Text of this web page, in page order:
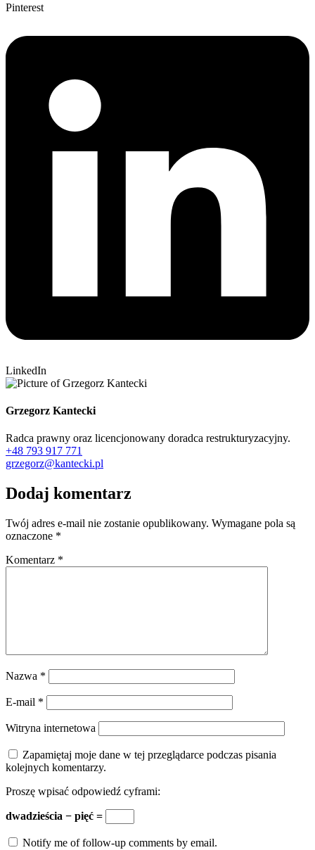
Pinterest
LinkedIn
Grzegorz Kantecki
Radca prawny oraz licencjonowany doradca restrukturyzacyjny.
+48 793 917 771
grzegorz@kantecki.pl
Dodaj komentarz
Twój adres e-mail nie zostanie opublikowany. Wymagane pola są
oznaczone *
Komentarz *
Nazwa *
E-mail *
Witryna internetowa
Zapamiętaj moje dane w tej przeglądarce podczas pisania
kolejnych komentarzy.
Proszę wpisać odpowiedź cyframi:
dwadzieścia − pięć =
Notify me of follow-up comments by email.